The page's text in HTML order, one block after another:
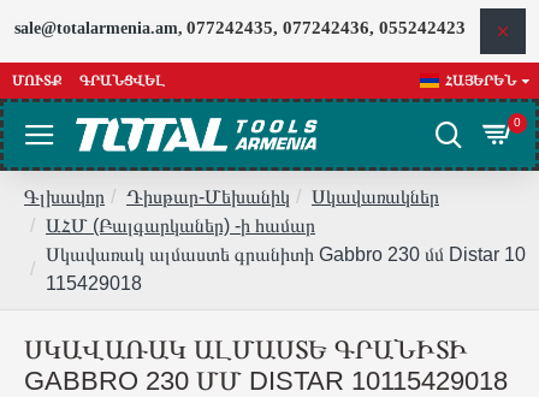
sale@totalarmenia.am, 077242435, 077242436, 055242423
ՄՈՒՏՔ ԳՐԱՆՑՎԵԼ ՀԱՅԵՐԵՆ
0
Գլխավոր Դիսթար-Մեխանիկ
Սկավառակներ
ԱՀՄ (Բալգարկաներ) -ի համար
Սկավառակ ալմաստե գրանիտի Gabbro 230 մմ Distar 10
115429018
ՍԿԱՎԱՌԱԿ ԱԼՄԱՍՏԵ ԳՐԱՆԻՏԻ
GABBRO 230 ՄՄ DISTAR 10115429018